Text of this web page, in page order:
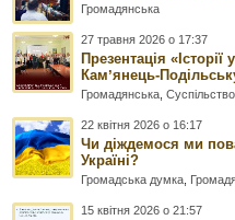
Громадянська
27 травня 2026 о 17:37
Презентація «Історії
Камʼянець-
Громадянська ,Суспільство
22 квітня 2026 о 16:17
Чи діждемося ми
Україні?
Громадська думка
15 квітня 2026 о 21:57